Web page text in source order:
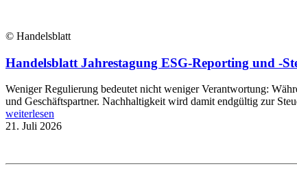
© Handelsblatt
Handelsblatt Jahrestagung ESG-Reporting und -
Weniger Regulierung bedeutet nicht weniger Verantwortung:
und Geschäftspartner. Nachhaltigkeit wird damit endgültig zur
weiterlesen
21. Juli 2026